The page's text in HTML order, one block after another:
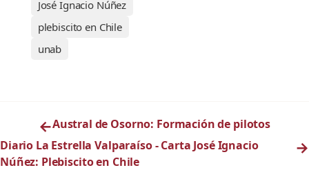
José Ignacio Núñez
plebiscito en Chile
unab
←Austral de Osorno: Formación de pilotos
Diario La Estrella Valparaíso - Carta José Ignacio
Núñez: Plebiscito en Chile
→